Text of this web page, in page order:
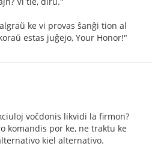
ke vi provas ŝanĝi tion al
estas juĝejo, Your Honor!"
voĉdonis likvidi la firmon?
komandis por ke, ne traktu ke
kiel alternativo.